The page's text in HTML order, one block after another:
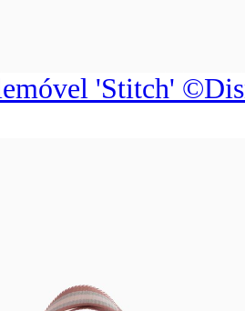
'Stitch'